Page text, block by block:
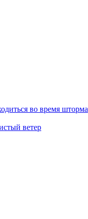
во время шторма
ветер